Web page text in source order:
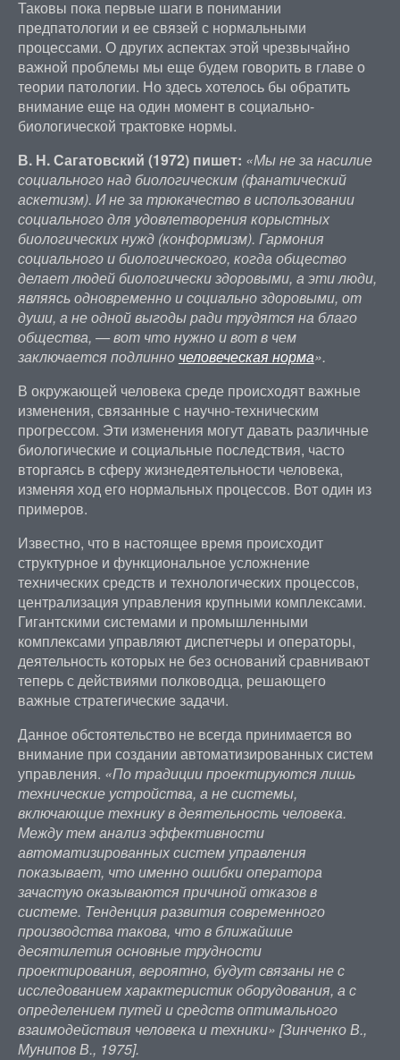
Таковы пока первые шаги в понимании
предпатологии и ее связей с нормальными
процессами. О других аспектах этой чрезвычайно
важной проблемы мы еще будем говорить в главе о
теории патологии. Но здесь хотелось бы обратить
внимание еще на один момент в социально-
биологической трактовке нормы.
В. Н. Сагатовский (1972) пишет: «Мы не за насилие
социального над биологическим (фанатический
аскетизм). И не за трюкачество в использовании
социального для удовлетворения корыстных
биологических нужд (конформизм). Гармония
социального и биологического, когда общество
делает людей биологически здоровыми, а эти люди,
являясь одновременно и социально здоровыми, от
души, а не одной выгоды ради трудятся на благо
общества, — вот что нужно и вот в чем
заключается подлинно человеческая норма».
В окружающей человека среде происходят важные
изменения, связанные с научно-техническим
прогрессом. Эти изменения могут давать различные
биологические и социальные последствия, часто
вторгаясь в сферу жизнедеятельности человека,
изменяя ход его нормальных процессов. Вот один из
примеров.
Известно, что в настоящее время происходит
структурное и функциональное усложнение
технических средств и технологических процессов,
централизация управления крупными комплексами.
Гигантскими системами и промышленными
комплексами управляют диспетчеры и операторы,
деятельность которых не без оснований сравнивают
теперь с действиями полководца, решающего
важные стратегические задачи.
Данное обстоятельство не всегда принимается во
внимание при создании автоматизированных систем
управления. «По традиции проектируются лишь
технические устройства, а не системы,
включающие технику в деятельность человека.
Между тем анализ эффективности
автоматизированных систем управления
показывает, что именно ошибки оператора
зачастую оказываются причиной отказов в
системе. Тенденция развития современного
производства такова, что в ближайшие
десятилетия основные трудности
проектирования, вероятно, будут связаны не с
исследованием характеристик оборудования, а с
определением путей и средств оптимального
взаимодействия человека и техники» [Зинченко В.,
Мунипов В., 1975].